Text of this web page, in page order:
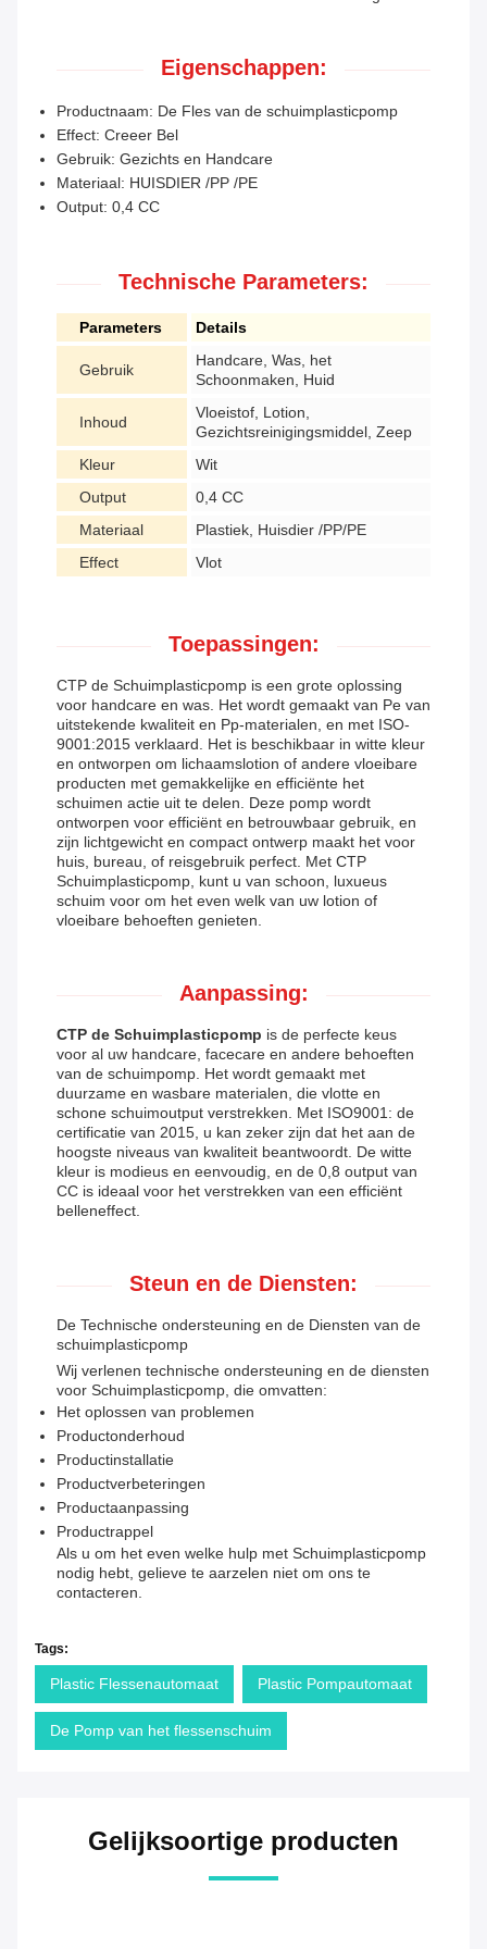
Eigenschappen:
Productnaam: De Fles van de schuimplasticpomp
Effect: Creeer Bel
Gebruik: Gezichts en Handcare
Materiaal: HUISDIER /PP /PE
Output: 0,4 CC
Technische Parameters:
Parameters Details
Gebruik
Handcare, Was, het
Schoonmaken, Huid
Inhoud
Vloeistof, Lotion,
Gezichtsreinigingsmiddel, Zeep
Kleur
Wit
Output
0,4 CC
Materiaal
Plastiek, Huisdier /PP/PE
Effect
Vlot
Toepassingen:
CTP de Schuimplasticpomp is een grote oplossing
voor handcare en was. Het wordt gemaakt van Pe van
uitstekende kwaliteit en Pp-materialen, en met ISO-
9001:2015 verklaard. Het is beschikbaar in witte kleur
en ontworpen om lichaamslotion of andere vloeibare
producten met gemakkelijke en efficiënte het
schuimen actie uit te delen. Deze pomp wordt
ontworpen voor efficiënt en betrouwbaar gebruik, en
zijn lichtgewicht en compact ontwerp maakt het voor
huis, bureau, of reisgebruik perfect. Met CTP
Schuimplasticpomp, kunt u van schoon, luxueus
schuim voor om het even welk van uw lotion of
vloeibare behoeften genieten.
Aanpassing:
CTP de Schuimplasticpomp is de perfecte keus
voor al uw handcare, facecare en andere behoeften
van de schuimpomp. Het wordt gemaakt met
duurzame en wasbare materialen, die vlotte en
schone schuimoutput verstrekken. Met ISO9001: de
certificatie van 2015, u kan zeker zijn dat het aan de
hoogste niveaus van kwaliteit beantwoordt. De witte
kleur is modieus en eenvoudig, en de 0,8 output van
CC is ideaal voor het verstrekken van een efficiënt
belleneffect.
Steun en de Diensten:
De Technische ondersteuning en de Diensten van de
schuimplasticpomp
Wij verlenen technische ondersteuning en de diensten
voor Schuimplasticpomp, die omvatten:
Het oplossen van problemen
Productonderhoud
Productinstallatie
Productverbeteringen
Productaanpassing
Productrappel
Als u om het even welke hulp met Schuimplasticpomp
nodig hebt, gelieve te aarzelen niet om ons te
contacteren.
Tags:
Plastic Flessenautomaat Plastic Pompautomaat
De Pomp van het flessenschuim
Gelijksoortige producten